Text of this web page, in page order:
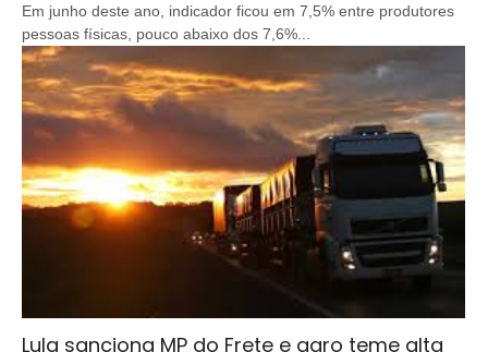
Em junho deste ano, indicador ficou em 7,5% entre produtores
pessoas físicas, pouco abaixo dos 7,6%...
Lula sanciona MP do Frete e agro teme alta